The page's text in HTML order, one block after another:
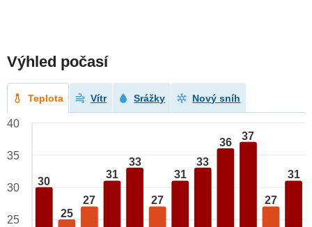
Výhled počasí
Teplota Vítr Srážky Nový sníh
30
25
27
31
33
27
31
33
36
37
27
31
40
35
30
25